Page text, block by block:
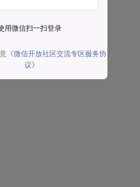
用微信扫一扫登录
《微信开放社区交流专区服务协
议》